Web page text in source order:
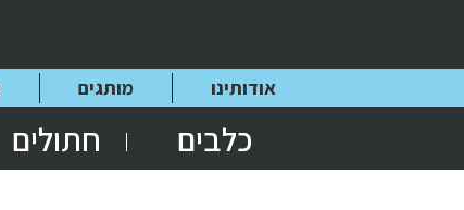
אודותינו מותגים
כלבים חתולים